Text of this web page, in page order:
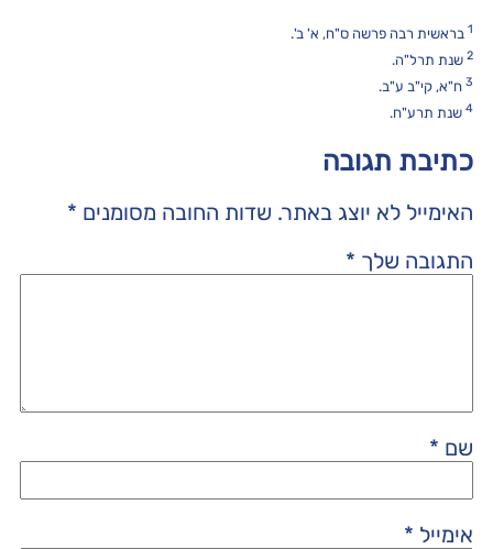
1 בראשית רבה פרשה ס"ח, א' ב'.
2שנת תרל"ה.
3ח"א, קי"ב ע"ב.
4שנת תרע"ח.
כתיבת תגובה
האימייל לא יוצג באתר. שדות החובה מסומנים *
התגובה שלך *
שם *
אימייל *